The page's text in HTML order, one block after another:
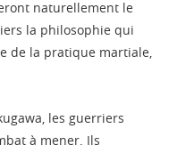
naturellement le
la philosophie qui
de la pratique martiale,
les guerriers
à mener. Ils